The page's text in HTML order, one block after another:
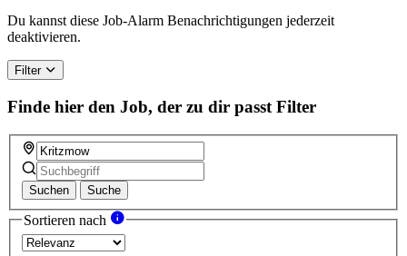
Du kannst diese Job-Alarm Benachrichtigungen jederzeit
deaktivieren.
Filter
Finde hier den Job, der zu dir passt Filter
Suchen Suche
Sortieren nach